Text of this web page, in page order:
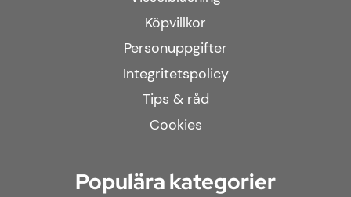
Köpvillkor
Personuppgifter
Integritetspolicy
Tips & råd
Cookies
Populära kategorier